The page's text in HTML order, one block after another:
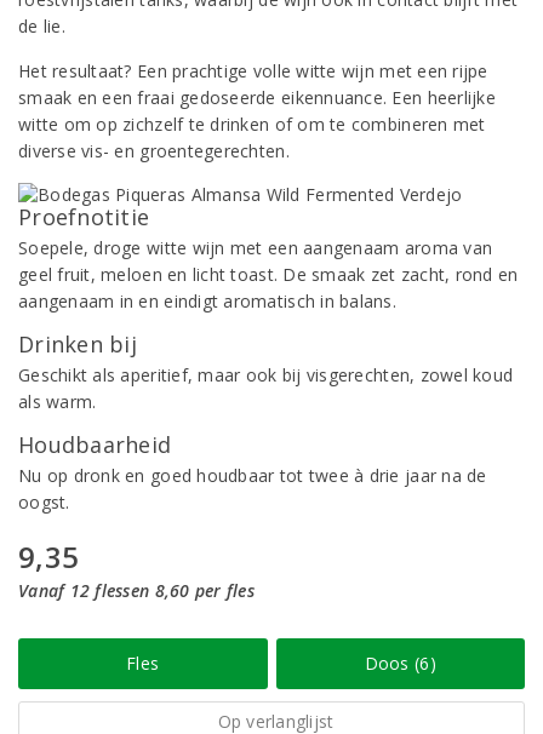
de lie.
Het resultaat? Een prachtige volle witte wijn met een rijpe
smaak en een fraai gedoseerde eikennuance. Een heerlijke
witte om op zichzelf te drinken of om te combineren met
diverse vis- en groentegerechten.
Proefnotitie
Soepele, droge witte wijn met een aangenaam aroma van
geel fruit, meloen en licht toast. De smaak zet zacht, rond en
aangenaam in en eindigt aromatisch in balans.
Drinken bij
Geschikt als aperitief, maar ook bij visgerechten, zowel koud
als warm.
Houdbaarheid
Nu op dronk en goed houdbaar tot twee à drie jaar na de
oogst.
9,35
Vanaf 12 flessen 8,60 per fles
Fles Doos (6)
Op verlanglijst